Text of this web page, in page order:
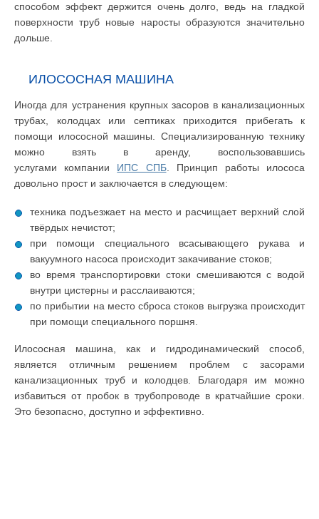
способом эффект держится очень долго, ведь на гладкой
поверхности труб новые наросты образуются значительно
дольше.
ИЛОСОСНАЯ МАШИНА
Иногда для устранения крупных засоров в канализационных
трубах, колодцах или септиках приходится прибегать к
помощи илососной машины. Специализированную технику
можно взять в аренду, воспользовавшись
услугами компании ИПС СПБ. Принцип работы илососа
довольно прост и заключается в следующем:
техника подъезжает на место и расчищает верхний слой
твёрдых нечистот;
при помощи специального всасывающего рукава и
вакуумного насоса происходит закачивание стоков;
во время транспортировки стоки смешиваются с водой
внутри цистерны и расслаиваются;
по прибытии на место сброса стоков выгрузка происходит
при помощи специального поршня.
Илососная машина, как и гидродинамический способ,
является отличным решением проблем с засорами
канализационных труб и колодцев. Благодаря им можно
избавиться от пробок в трубопроводе в кратчайшие сроки.
Это безопасно, доступно и эффективно.